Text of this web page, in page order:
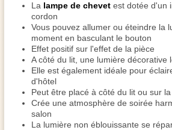
La lampe de chevet est dotée d'un
cordon
Vous pouvez allumer ou éteindre la
moment en basculant le bouton
Effet positif sur l'effet de la pièce
A côté du lit, une lumière décorative
Elle est également idéale pour
d'hôtel
Peut être placé à côté du lit ou sur
Crée une atmosphère de soirée
salon
La lumière non éblouissante se